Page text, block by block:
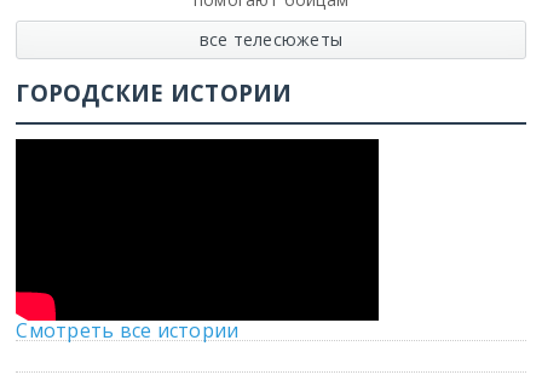
все телесюжеты
ГОРОДСКИЕ ИСТОРИИ
Смотреть все истории